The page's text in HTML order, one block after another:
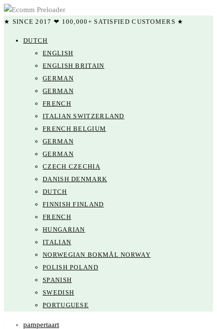
★ SINCE 2017 ❤ 100,000+ SATISFIED CUSTOMERS ★
DUTCH
ENGLISH
ENGLISH BRITAIN
GERMAN
GERMAN
FRENCH
ITALIAN SWITZERLAND
FRENCH BELGIUM
GERMAN
GERMAN
CZECH CZECHIA
DANISH DENMARK
DUTCH
FINNISH FINLAND
FRENCH
HUNGARIAN
ITALIAN
NORWEGIAN BOKMÅL NORWAY
POLISH POLAND
SPANISH
SWEDISH
PORTUGUESE
pampertaart